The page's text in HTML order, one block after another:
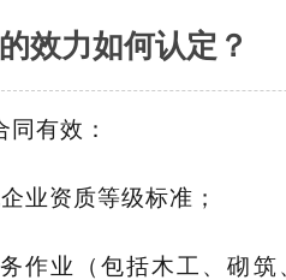
效力如何认定？
有效：
业资质等级标准；
作业（包括木工、砌筑